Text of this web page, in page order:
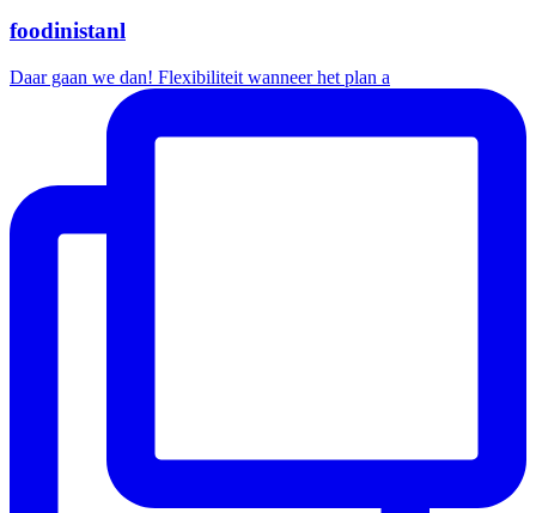
foodinistanl
Daar gaan we dan! Flexibiliteit wanneer het plan a